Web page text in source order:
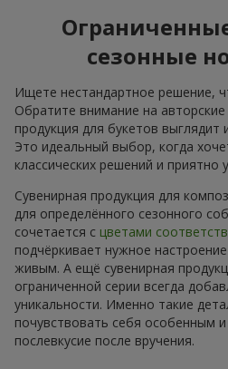
сезонные
Ищете нестандартное решение,
Обратите внимание на авторские
продукция для букетов выглядит
Это идеальный выбор, когда
классических решений и приятно
Сувенирная продукция для
для определённого сезонного
сочетается с цветами
подчёркивает нужное
живым. А ещё сувенирная
ограниченной серии всегда
уникальности. Именно такие
почувствовать себя особенным
послевкусие после вручения.